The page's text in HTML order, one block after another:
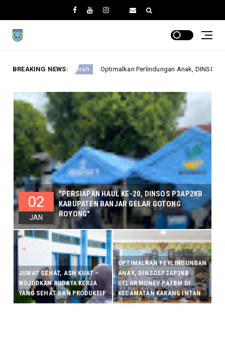
BREAKING NEWS:
Optimalkan Perlindungan Anak, DINSOSP3AP2KB Gelar Monev
"PERSIAPAN HAUL KE-20, DINSOS P3AP2KB
KABUPATEN BANJAR GELAR GOTONG
ROYONG"
02
JAN
JUMAT SEHAT, ASN KUAT –
WUJUDKAN BUDAYA KERJA
YANG SEHAT DAN PRODUKTIF
OPTIMALKAN PERLINDUNGAN
ANAK, DINSOSP3AP2KB
GELAR MONEV PATBM DI
KECAMATAN KARANG INTAN